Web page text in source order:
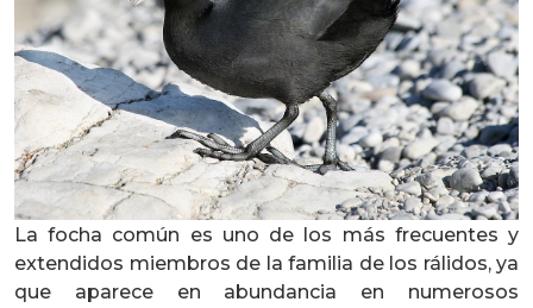
La focha común es uno de los más frecuentes y
extendidos miembros de la familia de los rálidos, ya
que aparece en abundancia en numerosos